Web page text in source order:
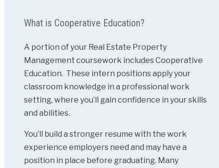
What is Cooperative Education?
A portion of your Real Estate Property
Management coursework includes Cooperative
Education. These intern positions apply your
classroom knowledge in a professional work
setting, where you’ll gain confidence in your skills
and abilities.
You’ll build a stronger resume with the work
experience employers need and may have a
position in place before graduating. Many